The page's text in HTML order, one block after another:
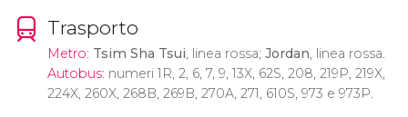
Trasporto
Metro: Tsim Sha Tsui, linea rossa; Jordan, linea rossa.
Autobus: numeri 1R, 2, 6, 7, 9, 13X, 62S, 208, 219P, 219X,
224X, 260X, 268B, 269B, 270A, 271, 610S, 973 e 973P.